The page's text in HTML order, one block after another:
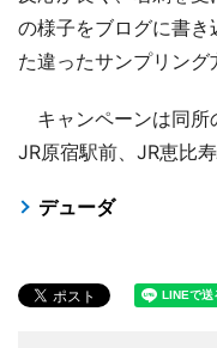
の様子をブログに書き
た違ったサンプリング
キャンペーンは同所
JR原宿駅前、JR恵比
デューダ